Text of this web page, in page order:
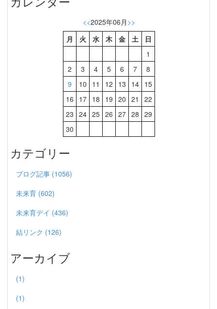
<<2025年06月 >>
月
火 水 木 金 土
日
1
2
3 4 5 6 7
8
9
10 11 12 13 14
15
16
17 18 19 20 21
22
23 24 25 26 27 28 29
30
カテゴリー
ブログ記事 (1056)
未来育 (602)
未来育デイ (436)
結リンク (126)
アーカイブ
(1)
(1)